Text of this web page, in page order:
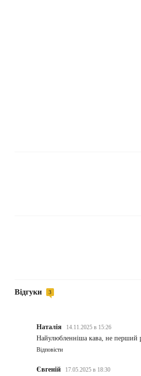
Відгуки 3
Наталія 14.11.2025 в 15:26
Найулюбленніша кава, не перший
Відповісти
Євгеній 17.05.2025 в 18:30